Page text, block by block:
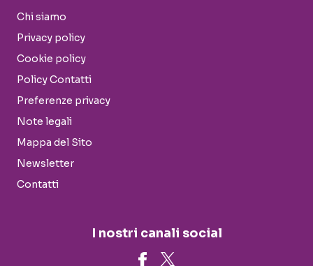
Chi siamo
Privacy policy
Cookie policy
Policy Contatti
Preferenze privacy
Note legali
Mappa del Sito
Newsletter
Contatti
I nostri canali social